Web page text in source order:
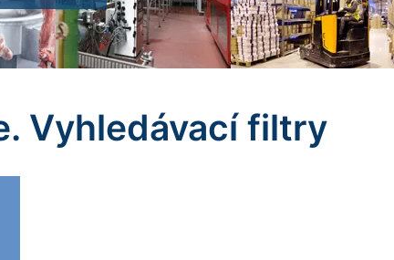
Vyhledávací filtry